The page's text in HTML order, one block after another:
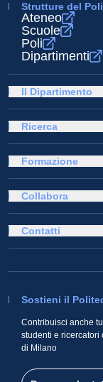
Strutture del
Ateneo
Scuole
Poli
Dipartimenti
Il Dipartimento
Ricerca
Formazione
Collabora
Sostieni il
Contribuisci anche
studenti e ricercatori
di Milano
Contatti